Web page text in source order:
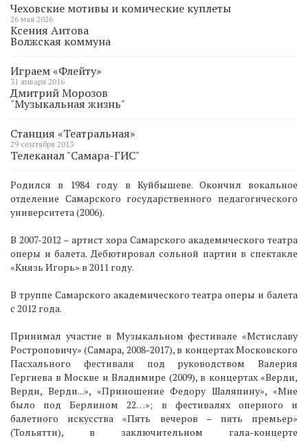
Чеховские мотивы и комические куплеты
26 мая 2026
Ксения Аитова
Волжская коммуна
Играем «Флейту»
31 января 2016
Дмитрий Морозов
"Музыкальная жизнь"
Станция «Театральная»
29 сентября 2013
Телеканал "Самара-ГИС"
Родился в 1984 году в Куйбышеве. Окончил вокальное
отделение Самарского государственного педагогического
университета (2006).
В 2007-2012 – артист хора Самарского академического театра
оперы и балета. Дебютировал сольной партии в спектакле
«Князь Игорь» в 2011 году.
В труппе Самарского академического театра оперы и балета
с 2012 года.
Принимал участие в Музыкальном фестивале «Мстиславу
Ростроповичу» (Самара, 2008-2017), в концертах Московского
Пасхального фестиваля под руководством Валерия
Гергиева в Москве и Владимире (2009), в концертах «Верди,
Верди, Верди...», «Приношение Федору Шаляпину», «Мне
было под Берлином 22…»; в фестивалях оперного и
балетного искусства «Пять вечеров – пять премьер»
(Тольятти), в заключительном гала-концерте